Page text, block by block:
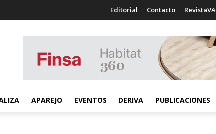
Editorial Contacto
APAREJO EVENTOS DERIVA PUBLICACIONES